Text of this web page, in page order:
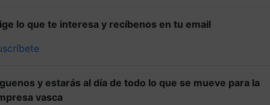
lo que te interesa y recíbenos en tu email
y estarás al día de todo lo que se mueve para la
vasca